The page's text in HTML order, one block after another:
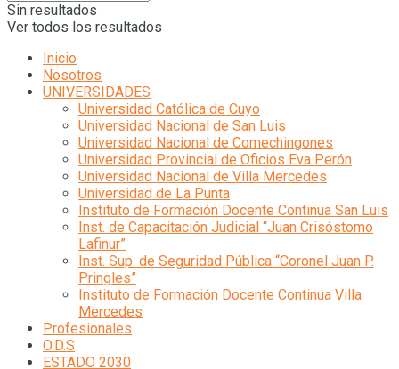
Sin resultados
Ver todos los resultados
Inicio
Nosotros
UNIVERSIDADES
Universidad Católica de Cuyo
Universidad Nacional de San Luis
Universidad Nacional de Comechingones
Universidad Provincial de Oficios Eva Perón
Universidad Nacional de Villa Mercedes
Universidad de La Punta
Instituto de Formación Docente Continua San Luis
Inst. de Capacitación Judicial “Juan Crisóstomo
Lafinur”
Inst. Sup. de Seguridad Pública “Coronel Juan P.
Pringles”
Instituto de Formación Docente Continua Villa
Mercedes
Profesionales
O.D.S
ESTADO 2030